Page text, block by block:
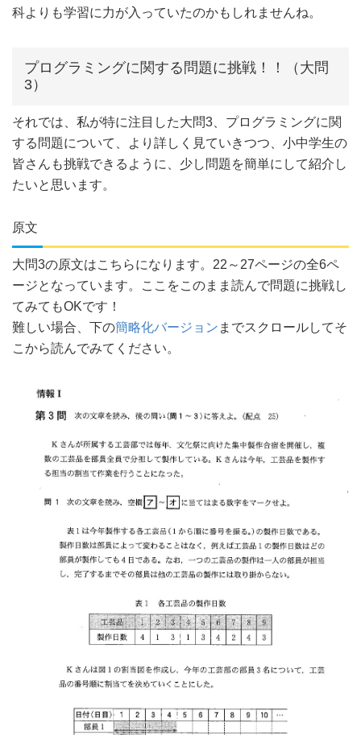
科よりも学習に力が入っていたのかもしれませんね。
プログラミングに関する問題に挑戦！！（大問
3）
それでは、私が特に注目した大問3、プログラミングに関
する問題について、より詳しく見ていきつつ、小中学生の
皆さんも挑戦できるように、少し問題を簡単にして紹介し
たいと思います。
原文
大問3の原文はこちらになります。22～27ページの全6ペ
ージとなっています。ここをこのまま読んで問題に挑戦し
てみてもOKです！
難しい場合、下の簡略化バージョン までスクロールしてそ
こから読んでみてください。